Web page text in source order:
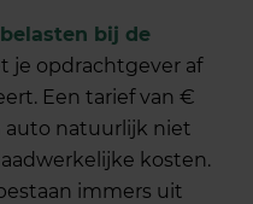
bij de
je opdrachtgever af
Een tarief van €
auto natuurlijk niet
kosten.
immers uit